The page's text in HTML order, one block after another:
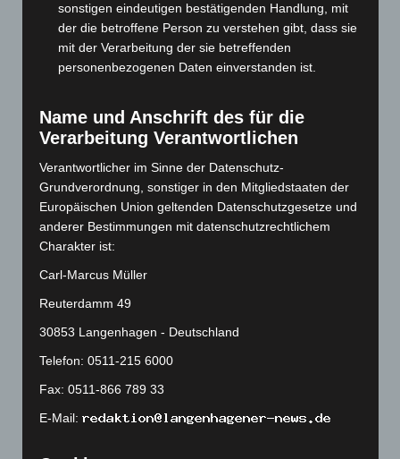
August 2023(134)
Juli 2023 (118)
Juni 2023(142)
April 2023 (155)
Februar 2023(154)
Januar 2023(140)
Dezember 2022(130)
Oktober 2022 (166)
September 2022(205)
August 2022(166)
Juli 2022(133)
Juni 2022(167)
Mai 2022(177)
sonstigen eindeutigen bestätigenden Handlung, mit
der die betroffene Person zu verstehen gibt, dass sie
mit der Verarbeitung der sie betreffenden
personenbezogenen Daten einverstanden ist.
Name und Anschrift des für die
Verarbeitung Verantwortlichen
Verantwortlicher im Sinne der Datenschutz-
Grundverordnung, sonstiger in den Mitgliedstaaten der
Europäischen Union geltenden Datenschutzgesetze und
anderer Bestimmungen mit datenschutzrechtlichem
Charakter ist:
Carl-Marcus Müller
Reuterdamm 49
30853 Langenhagen - Deutschland
Telefon: 0511-215 6000
Fax: 0511-866 789 33
E-Mail: